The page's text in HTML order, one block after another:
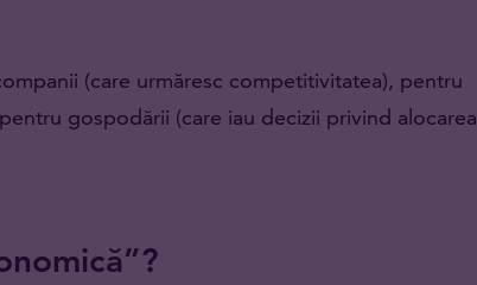
(care urmăresc competitivitatea), pentru
gospodării (care iau decizii privind alocarea